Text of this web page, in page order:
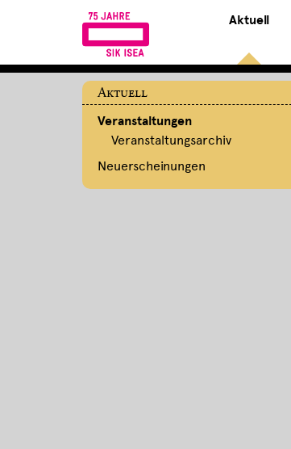
Aktuell
Aktuell
Veranstaltungen
Veranstaltungsarchiv
Neuerscheinungen